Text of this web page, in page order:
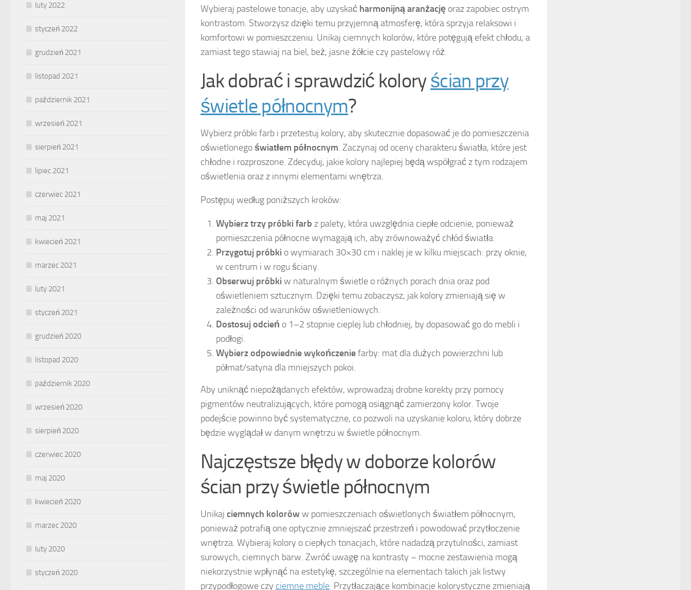
Wybieraj pastelowe tonacje, aby uzyskać harmonijną aranżację oraz zapobiec ostrym
kontrastom. Stworzysz dzięki temu przyjemną atmosferę, która sprzyja relaksowi i
komfortowi w pomieszczeniu. Unikaj ciemnych kolorów, które potęgują efekt chłodu, a
zamiast tego stawiaj na biel, beż, jasne żółcie czy pastelowy róż.
Jak dobrać i sprawdzić koloryścian przy
świetle północnym?
Wybierz próbki farb i przetestuj kolory, aby skutecznie dopasować je do pomieszczenia
oświetlonego światłem północnym. Zaczynaj od oceny charakteru światła, które jest
chłodne i rozproszone. Zdecyduj, jakie kolory najlepiej będą współgrać z tym rodzajem
oświetlenia oraz z innymi elementami wnętrza.
Postępuj według poniższych kroków:
Wybierz trzy próbki farb z palety, która uwzględnia ciepłe odcienie, ponieważ
pomieszczenia północne wymagają ich, aby zrównoważyć chłód światła.
Przygotuj próbki o wymiarach 30×30 cm i naklej je w kilku miejscach: przy oknie,
w centrum i w rogu ściany.
Obserwuj próbki w naturalnym świetle o różnych porach dnia oraz pod
oświetleniem sztucznym. Dzięki temu zobaczysz, jak kolory zmieniają się w
zależności od warunków oświetleniowych.
Dostosuj odcień o 1–2 stopnie cieplej lub chłodniej, by dopasować go do mebli i
podłogi.
Wybierz odpowiednie wykończeniefarby: mat dla dużych powierzchni lub
półmat/satyna dla mniejszych pokoi.
Aby uniknąć niepożądanych efektów, wprowadzaj drobne korekty przy pomocy
pigmentów neutralizujących, które pomogą osiągnąć zamierzony kolor. Twoje
podejście powinno być systematyczne, co pozwoli na uzyskanie koloru, który dobrze
będzie wyglądał w danym wnętrzu w świetle północnym.
Najczęstsze błędy w doborze kolorów
ścian przy świetle północnym
Unikaj ciemnych koloróww pomieszczeniach oświetlonych światłem północnym,
ponieważ potrafią one optycznie zmniejszać przestrzeń i powodować przytłoczenie
wnętrza. Wybieraj kolory o ciepłych tonacjach, które nadadzą przytulności, zamiast
surowych, ciemnych barw. Zwróć uwagę na kontrasty – mocne zestawienia mogą
niekorzystnie wpłynąć na estetykę, szczególnie na elementach takich jak listwy
przypodłogowe czy ciemne meble. Przytłaczające kombinacje kolorystyczne zmieniają
luty 2022
styczeń 2022
grudzień 2021
listopad 2021
październik 2021
wrzesień 2021
sierpień 2021
lipiec 2021
czerwiec 2021
maj 2021
kwiecień 2021
marzec 2021
luty 2021
styczeń 2021
grudzień 2020
listopad 2020
październik 2020
wrzesień 2020
sierpień 2020
czerwiec 2020
maj 2020
kwiecień 2020
marzec 2020
luty 2020
styczeń 2020